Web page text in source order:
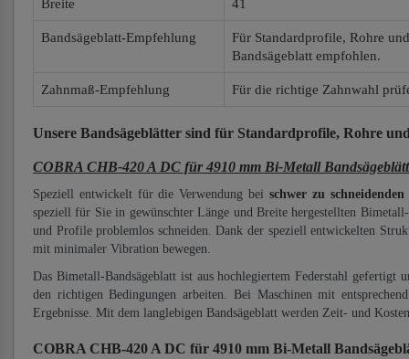
Breite 41
Bandsägeblatt-Empfehlung
Für Standardprofile, Rohre
Bandsägeblatt empfohlen.
Zahnmaß-Empfehlung Für die richtige Zahnwahl
Unsere Bandsägeblätter sind für Standardprofile, Rohre
COBRA CHB-420 A DC für 4910 mm Bi-Metall
Speziell entwickelt für die Verwendung bei schwer zu
speziell für Sie in gewünschter Länge und Breite hergestellten
und Profile problemlos schneiden. Dank der speziell entwickelten
mit minimaler Vibration bewegen.
Das Bimetall-Bandsägeblatt ist aus hochlegiertem Federstahl
den richtigen Bedingungen arbeiten. Bei Maschinen mit
Ergebnisse. Mit dem langlebigen Bandsägeblatt werden Zeit- und
COBRA CHB-420 A DC für 4910 mm Bi-Metall